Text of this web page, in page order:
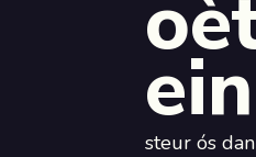
ein
steur ós